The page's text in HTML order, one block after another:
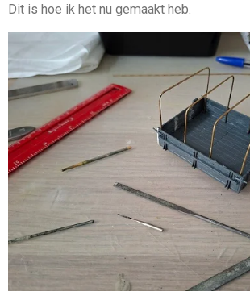
Dit is hoe ik het nu gemaakt heb.